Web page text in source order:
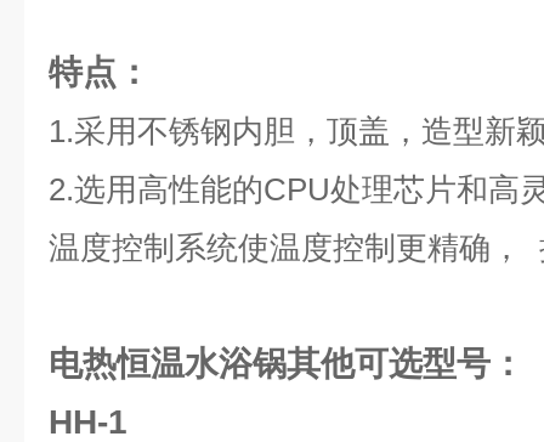
特点：
1.采用不锈钢内胆，顶盖，造型新
2.选用高性能的CPU处理芯片和高
温度控制系统使温度控制更精确，
电热恒温水浴锅其他可选型号：
HH-1